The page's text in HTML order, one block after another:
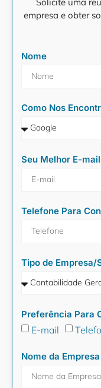
empresa e obter
Nome
Como Nos
Seu Melhor E-mail
Telefone Para
Tipo de Empresa/
Preferência Para
E-mail
Nome da Empresa